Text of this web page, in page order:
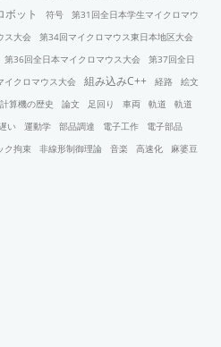
ボット 符号
第31回全日本学生マイクロマウ
ス大会
第34回マイクロマウス東日本地区大会
第36回全日本マイクロマウス大会
第37回全日
イクロマウス大会 組み込みC++ 経路
絵文
計算機の歴史 論文 足回り 車両 軌道
軌道
い 運動学 部品調達 電子工作 電子部品
ク拘束 非線形制御理論 音楽 高速化
麻婆豆